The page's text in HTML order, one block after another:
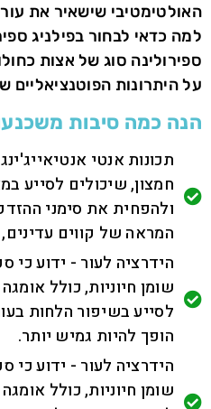
האולטימטיבי שישאיר את
למה כדאי לבחור בפילניג
ספירולינה סוג של אצות
על היתרונות הפוטנציאליים
הנה כמה סיבות
תכונות אנטי
חמצון, שיכולים לסייע
ולהפחית את סימני
המראה של קווים
הידרציה לעור - ידוע כי
לסייע בשיפור הלחות
הופך להיות גמיש יותר.
הידרציה לעור - ידוע כי